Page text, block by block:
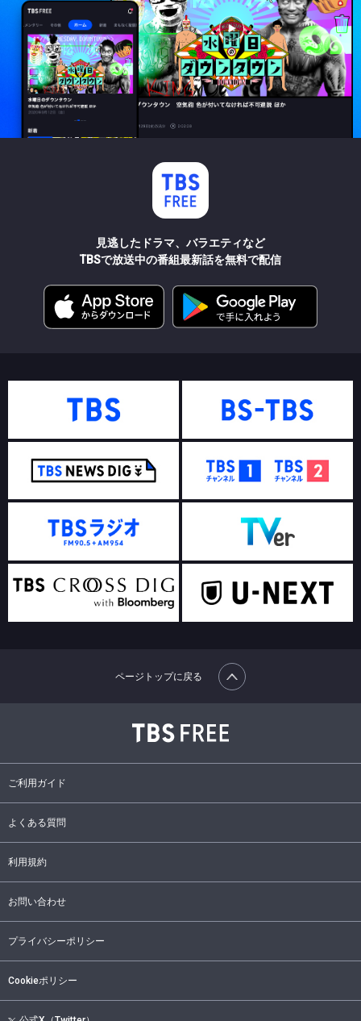
見逃したドラマ、バラエティなど
TBSで放送中の番組最新話を無料で配信
ご利用ガイド
よくある質問
利用規約
お問い合わせ
プライバシーポリシー
Cookieポリシー
ページトップに戻る